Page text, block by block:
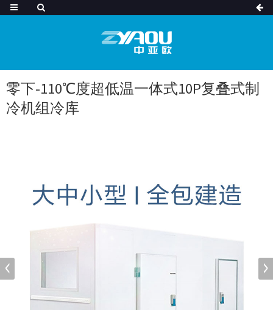
零下-110℃度超低温一体式10P复叠式制
冷机组冷库